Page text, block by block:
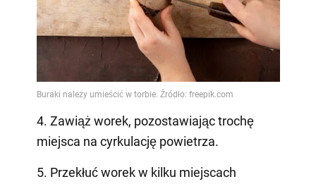
4. Zawiąż worek, pozostawiając trochę
miejsca na cyrkulację powietrza.
5. Przekłuć worek w kilku miejscach